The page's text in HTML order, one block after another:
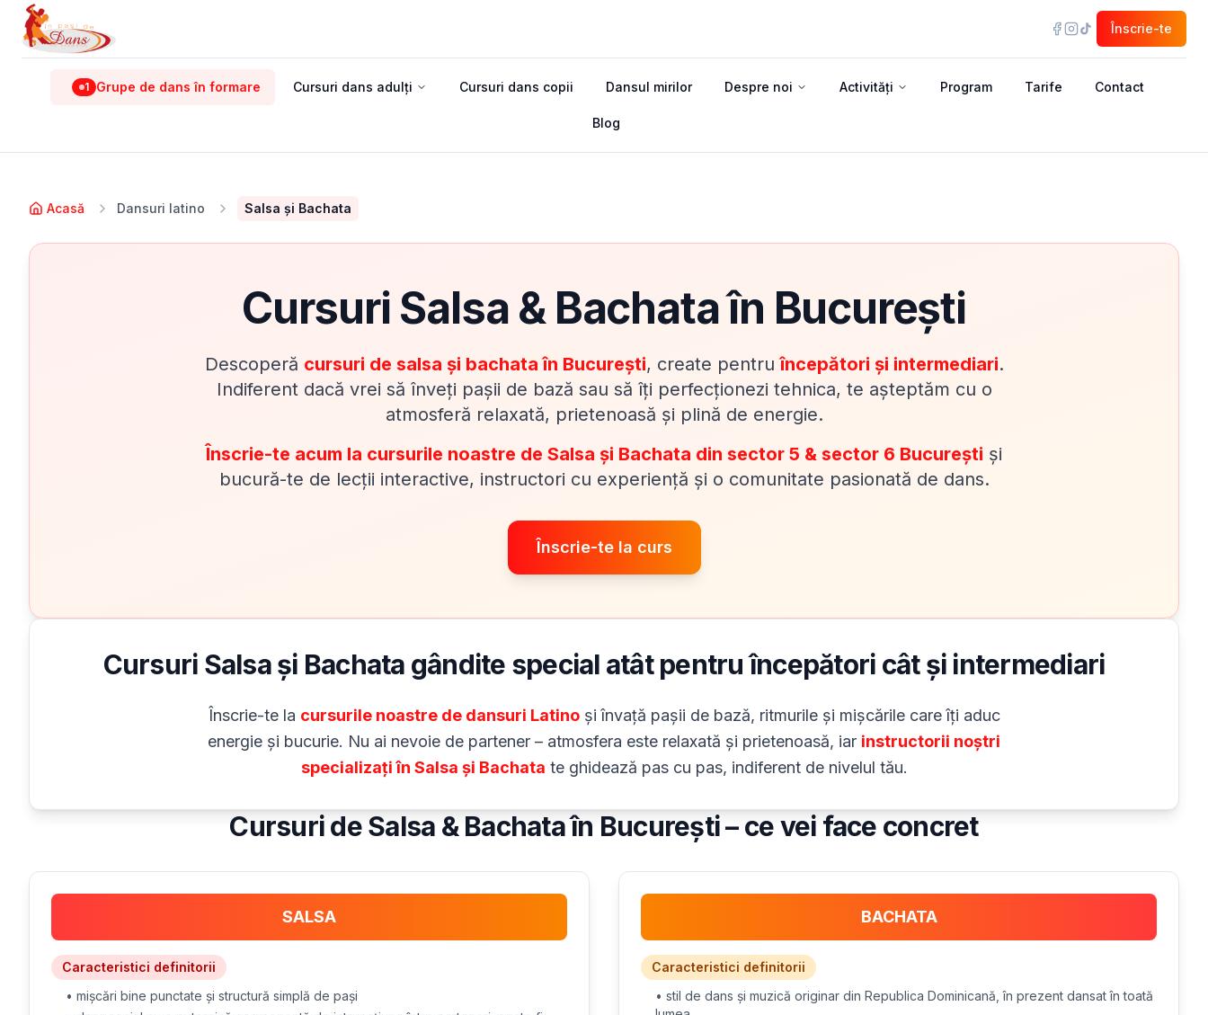
Înscrie-te
1 Grupe de dans în formare Cursuri dans adulți Cursuri dans copii Dansul mirilor Despre noi Activități Program Tarife Contact
Blog
Acasă Dansuri latino Salsa și Bachata
Cursuri Salsa & Bachata în București
Descoperă cursuri de salsa și bachata în București, create pentruîncepători și intermediari.
Indiferent dacă vrei să înveți pașii de bază sau să îți perfecționezi tehnica, te așteptăm cu o
atmosferă relaxată, prietenoasă și plină de energie.
Înscrie-te acum la cursurile noastre de Salsa și Bachata din sector 5 & sector 6 București și
bucură-te de lecții interactive, instructori cu experiență și o comunitate pasionată de dans.
Înscrie-te la curs
Cursuri Salsa și Bachata gândite special atât pentru începători cât și intermediari
Înscrie-te la cursurile noastre de dansuri Latinoși învață pașii de bază, ritmurile și mișcările care îți aduc
energie și bucurie. Nu ai nevoie de partener – atmosfera este relaxată și prietenoasă, iar instructorii noștri
specializați în Salsa și Bachata te ghidează pas cu pas, indiferent de nivelul tău.
Cursuri de Salsa & Bachata în București – ce vei face concret
SALSA
Caracteristici definitorii
• mișcări bine punctate și structură simplă de pași
BACHATA
Caracteristici definitorii
• stil de dans și muzică originar din Republica Dominicană, în prezent dansat în toată